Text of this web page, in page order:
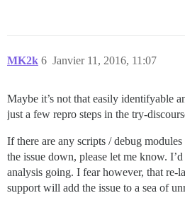
MK2k Janvier 11, 2016, 11:07
6
Maybe it’s not that easily identifyable
just a few repro steps in the try-
If there are any scripts / debug
the issue down, please let me know.
analysis going. I fear however, that re-
support will add the issue to a sea of